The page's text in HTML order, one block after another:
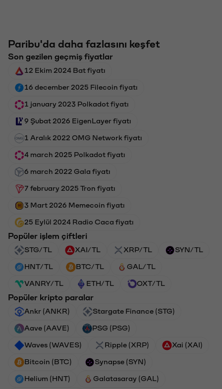
Paribu'da daha fazlasını keşfet
Son gezilen geçmiş fiyatlar
12 Ekim 2024 Bat fiyatı
16 december 2025 Filecoin fiyatı
1 january 2023 Polkadot fiyatı
9 Şubat 2026 EigenLayer fiyatı
1 Aralık 2022 OMG Network fiyatı
4 march 2025 Polkadot fiyatı
6 march 2022 Gala fiyatı
7 february 2025 Tron fiyatı
3 Mart 2026 Memecoin fiyatı
25 Eylül 2024 Radio Caca fiyatı
Popüler işlem çiftleri
STG/TL XAI/TL XRP/TL SYN/TL
HNT/TL BTC/TL GAL/TL
VANRY/TL ETH/TL OXT/TL
Popüler kripto paralar
Ankr (ANKR) Stargate Finance (STG)
Aave (AAVE) PSG (PSG)
Waves (WAVES) Ripple (XRP) Xai (XAI)
Bitcoin (BTC) Synapse (SYN)
Helium (HNT) Galatasaray (GAL)